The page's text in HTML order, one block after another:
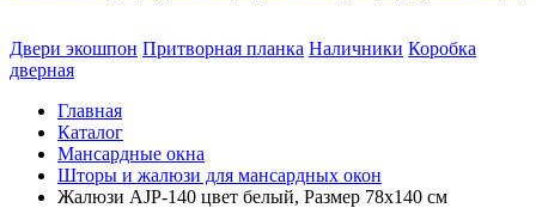
Двери экошпон Притворная планка Наличники Коробка
дверная
Главная
Каталог
Мансардные окна
Шторы и жалюзи для мансардных окон
Жалюзи AJP-140 цвет белый, Размер 78х140 см